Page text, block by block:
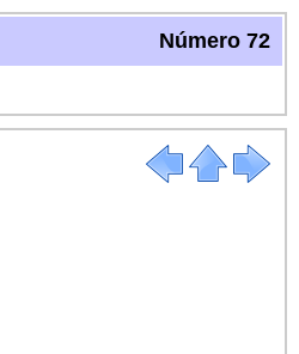
Número 72